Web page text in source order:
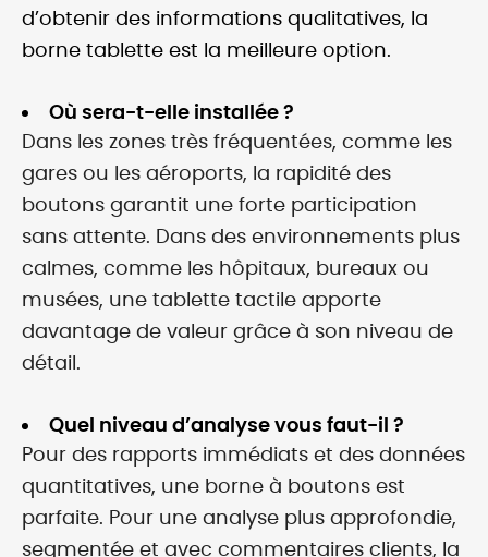
d’obtenir des informations qualitatives, la
borne tablette est la meilleure option.
Où sera-t-elle installée ?
Dans les zones très fréquentées, comme les
gares ou les aéroports, la rapidité des
boutons garantit une forte participation
sans attente. Dans des environnements plus
calmes, comme les hôpitaux, bureaux ou
musées, une tablette tactile apporte
davantage de valeur grâce à son niveau de
détail.
Quel niveau d’analyse vous faut-il ?
Pour des rapports immédiats et des données
quantitatives, une borne à boutons est
parfaite. Pour une analyse plus approfondie,
segmentée et avec commentaires clients, la